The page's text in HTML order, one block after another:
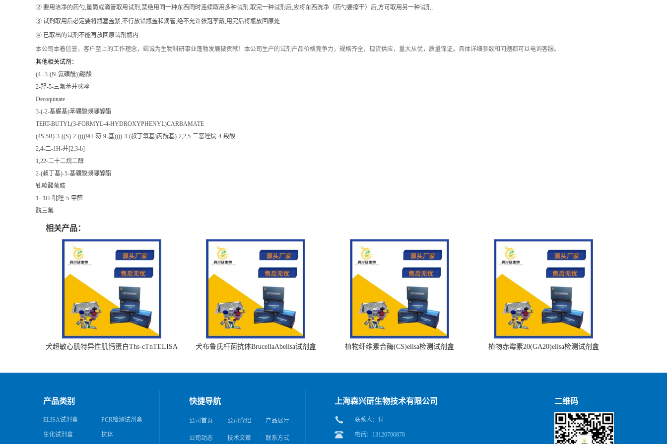
② 要用洁净的药勺,量筒或滴管取用试剂,禁绝用同一种东西同时连续取用多种试剂.取完一种试剂后,应将东西洗净（药勺要擦干）后,方可取用另一种试剂.
③ 试剂取用后必定要将瓶塞盖紧,不行放错瓶盖和滴管,绝不允许张冠李戴,用完后将瓶放回原处.
④ 已取出的试剂不能再放回原试剂瓶内.
本公司本着信誉，客户至上的工作理念，竭诚为生物科研事业蓬勃发展做贡献！本公司生产的试剂产品价格竞争力，规格齐全，现货供应，量大从优，质量保证。具体详细参数和问题都可以电询客服。
其他相关试剂：
(4--3-(N-氨磺酰))硼酸
2-羟-5-三氟苯并咪唑
Decoquinate
3-(-2-基脲基)苯硼酸频哪醇酯
TERT-BUTYL(3-FORMYL-4-HYDROXYPHENYL)CARBAMATE
(4S,5R)-3-((S)-2-((((9H-芴-9-基))))-3-(叔丁氧基)丙酰基)-2,2,5-三恶唑烷-4-羧酸
2,4-二-1H-并[2,3-b]
1,22-二十二烷二醇
2-(叔丁基)-5-基硼酸频哪醇酯
钆喷酸葡胺
1--1H-吡唑-5-甲醛
酰三氟
相关产品：
犬超敏心肌特异性肌钙蛋白Ths-cTnTELISA
犬布鲁氏杆菌抗体BrucellaAbelisa试剂盒 植物纤维素合酶(CS)elisa检测试剂盒 植物赤霉素20(GA20)elisa检测试剂盒
产品类别
ELISA试剂盒 PCR检测试剂盒
生化试剂盒 抗体
快捷导航
公司首页 公司介绍 产品展厅
公司动态 技术文章 联系方式
上海森兴研生物技术有限公司
联系人：付
电话：13120706878
二维码